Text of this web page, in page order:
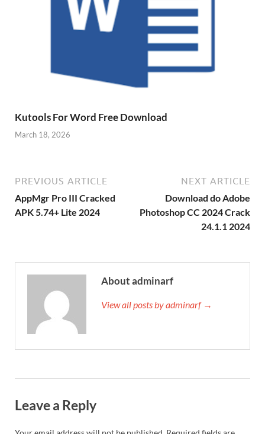
Kutools For Word Free Download
March 18, 2026
PREVIOUS ARTICLE
AppMgr Pro III Cracked
APK 5.74+ Lite 2024
NEXT ARTICLE
Download do Adobe
Photoshop CC 2024 Crack
24.1.1 2024
About adminarf
View all posts by adminarf →
Leave a Reply